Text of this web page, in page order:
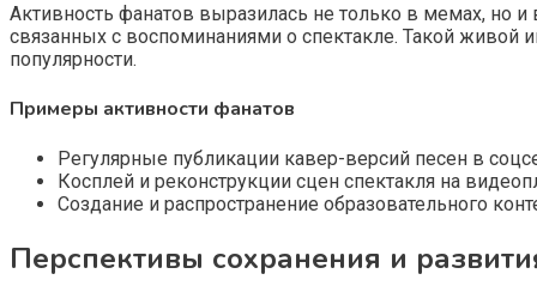
Активность фанатов выразилась не только в мемах, но
связанных с воспоминаниями о спектакле. Такой живой
популярности.
Примеры активности фанатов
Регулярные публикации кавер-версий песен в
Косплей и реконструкции сцен спектакля на
Создание и распространение образовательного
Перспективы сохранения и